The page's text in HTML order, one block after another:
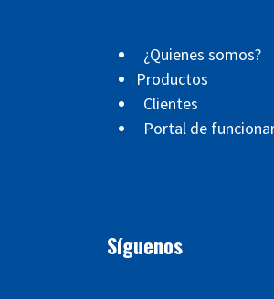
¿Quienes somos?
Productos
Clientes
Portal de
Síguenos